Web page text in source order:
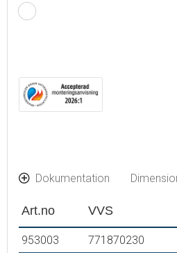
Justerbar lystemperatur:
Dokumentation
Art.no VVS
953003 771870230